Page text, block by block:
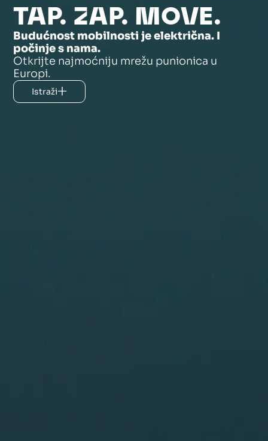
TAP. ZAP. MOVE.
Budućnost mobilnosti je električna. I
počinje s nama.
Otkrijte najmoćniju mrežu punionica u
Europi.
Istraži